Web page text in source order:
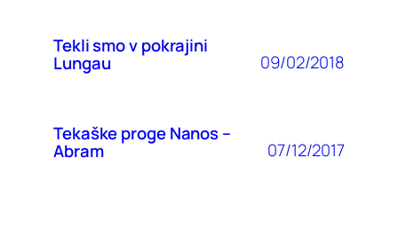
Tekli smo v pokrajini
Lungau 09/02/2018
Tekaške proge Nanos –
Abram 07/12/2017